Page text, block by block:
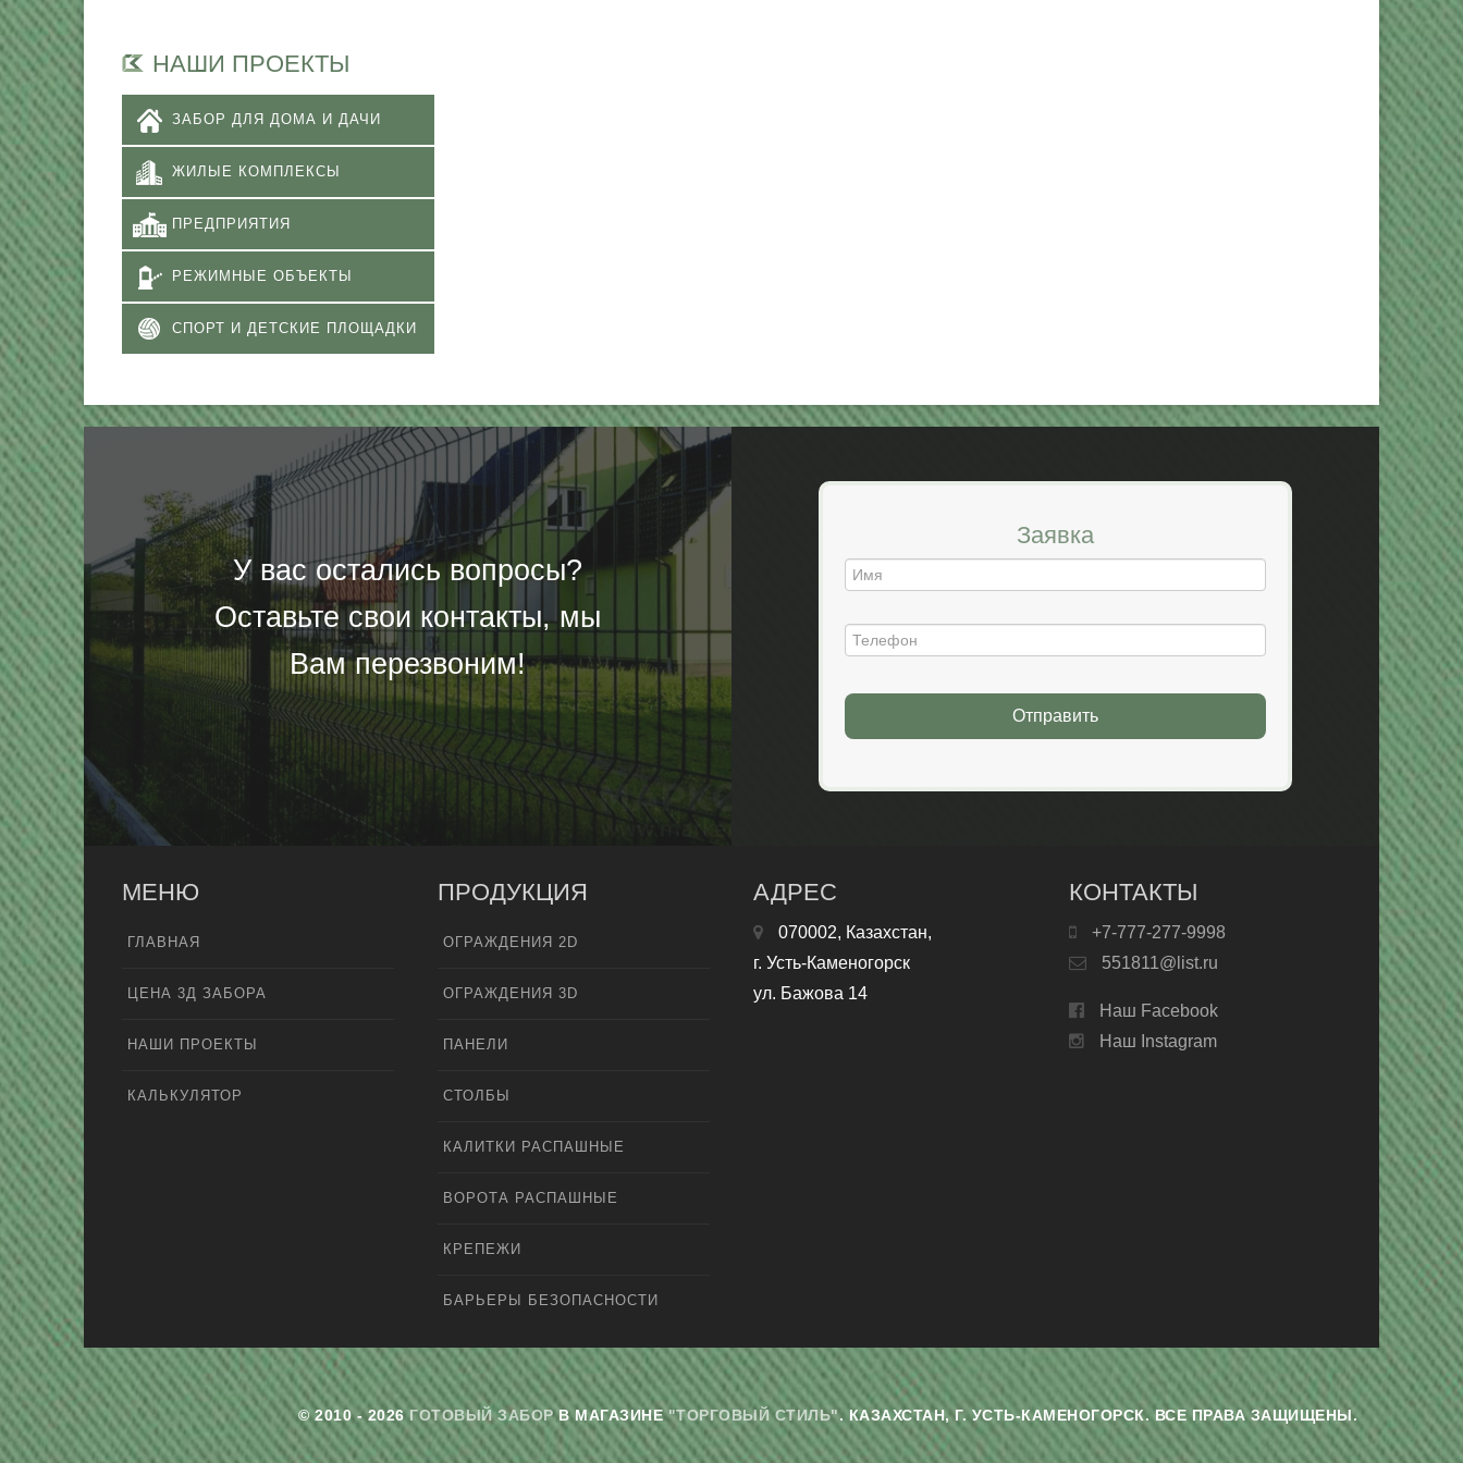
НАШИ ПРОЕКТЫ
ЗАБОР ДЛЯ ДОМА И ДАЧИ
ЖИЛЫЕ КОМПЛЕКСЫ
ПРЕДПРИЯТИЯ
РЕЖИМНЫЕ ОБЪЕКТЫ
СПОРТ И ДЕТСКИЕ ПЛОЩАДКИ
У вас остались вопросы?
Оставьте свои контакты, мы
Вам перезвоним!
Заявка
Отправить
МЕНЮ
ГЛАВНАЯ
ЦЕНА 3Д ЗАБОРА
НАШИ ПРОЕКТЫ
КАЛЬКУЛЯТОР
ПРОДУКЦИЯ
ОГРАЖДЕНИЯ 2D
ОГРАЖДЕНИЯ 3D
ПАНЕЛИ
СТОЛБЫ
КАЛИТКИ РАСПАШНЫЕ
ВОРОТА РАСПАШНЫЕ
КРЕПЕЖИ
БАРЬЕРЫ БЕЗОПАСНОСТИ
АДРЕС
070002, Казахстан,
г. Усть-Каменогорск
ул. Бажова 14
КОНТАКТЫ
+7-777-277-9998
551811@list.ru
Наш Facebook
Наш Instagram
© 2010 - 2026ГОТОВЫЙ ЗАБОРВ МАГАЗИНЕ"ТОРГОВЫЙ СТИЛЬ". КАЗАХСТАН, Г. УСТЬ-КАМЕНОГОРСК. ВСЕ ПРАВА ЗАЩИЩЕНЫ.